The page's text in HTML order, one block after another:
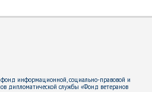
информационной, социально-правовой и
дипломатической службы «Фонд ветеранов